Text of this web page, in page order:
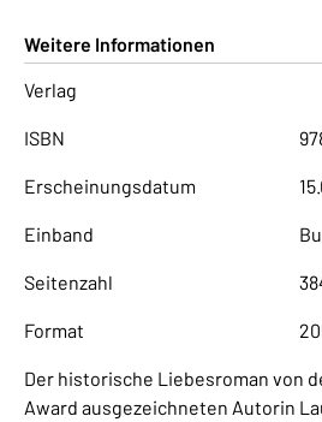
Weitere Informationen
Verlag
ISBN
Erscheinungsdatum
Einband
Seitenzahl
Format
Der historische Liebesroman von
Award ausgezeichneten Autorin